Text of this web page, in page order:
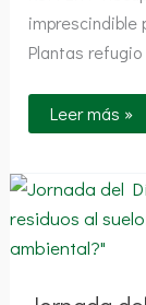
imprescindible
Plantas
proteger
la
del
Leer más »
Jornada
del
Día
del